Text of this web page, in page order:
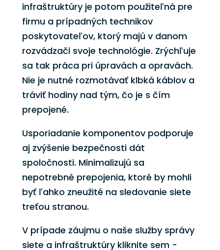
infraštruktúry je potom použiteľná pre
firmu a prípadných technikov
poskytovateľov, ktorý majú v danom
rozvádzači svoje technológie. Zrýchľuje
sa tak práca pri úpravách a opravách.
Nie je nutné rozmotávať klbká káblov a
tráviť hodiny nad tým, čo je s čím
prepojené.
Usporiadanie komponentov podporuje
aj zvýšenie bezpečnosti dát
spoločnosti. Minimalizujú sa
nepotrebné prepojenia, ktoré by mohli
byť ľahko zneužité na sledovanie siete
treťou stranou.
V prípade záujmu o naše služby správy
siete a infraštruktúry kliknite sem -